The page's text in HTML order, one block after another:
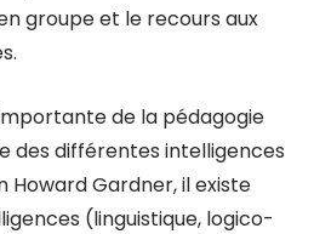
groupe et le recours aux
de la pédagogie
des différentes intelligences
Howard Gardner, il existe
(linguistique, logico-